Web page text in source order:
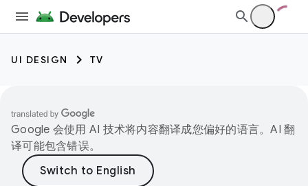
UI DESIGN TV
Google 会使用 AI 技术将内容翻译成您偏好的语言。AI 翻
译可能包含错误。